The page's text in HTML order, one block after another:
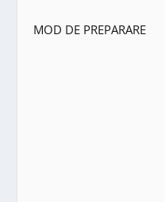
MOD DE PREPARARE